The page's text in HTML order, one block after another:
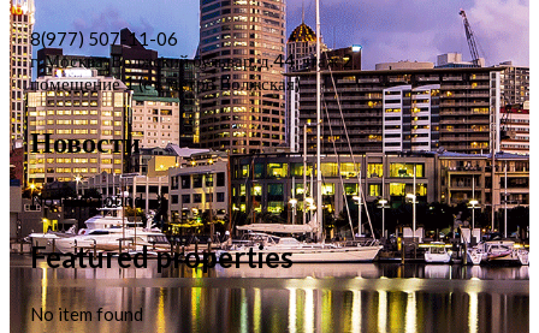
8(977) 507-11-06
г. Москва, Волжский бульвар, д.44, этаж 2,
помещение 1 (ст. метро Волжская)
Новости
No item found
Featured properties
No item found